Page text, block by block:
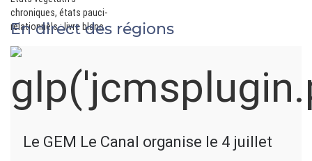
chroniques, états pauci-
relationnels : livre blanc
En direct des régions
Le GEM Le Canal organise le 4 juillet